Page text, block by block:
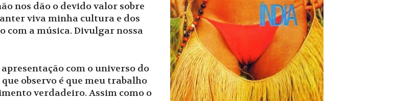
nos dão o devido valor sobre
viva minha cultura e dos
com a música. Divulgar nossa
com o universo do
observo é que meu trabalho
verdadeiro. Assim como o